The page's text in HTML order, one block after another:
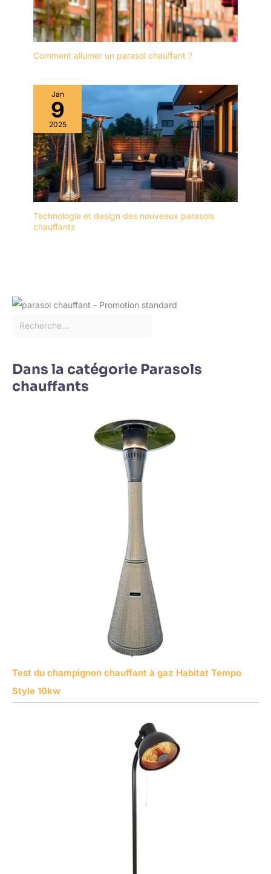
Comment allumer un parasol chauffant ?
Jan
9
2025
Technologie et design des nouveaux parasols
chauffants
Dans la catégorie Parasols
chauffants
Test du champignon chauffant à gaz Habitat Tempo
Style 10kw